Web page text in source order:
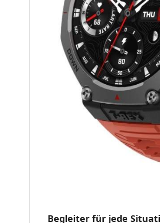
Begleiter für jede